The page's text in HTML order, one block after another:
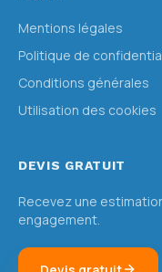
Mentions légales
Politique de
Conditions générales
Utilisation des cookies
DEVIS GRATUIT
Recevez une
engagement.